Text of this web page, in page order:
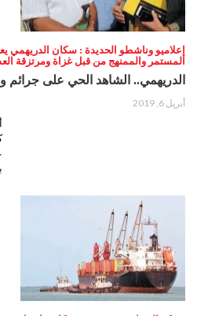
إعلاميو وناشطو الحديدة : سكان الدريهمي
المستمر والممنهج من قبل غزاة ومرتزقة
الدريهمي.. الشاهد الحي على جرائم
أبريل 6, 2019